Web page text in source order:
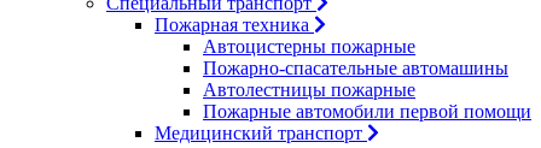
Пожарная техника
Автоцистерны пожарные
Пожарно-спасательные автомашины
Автолестницы пожарные
Пожарные автомобили первой помощи
Медицинский транспорт